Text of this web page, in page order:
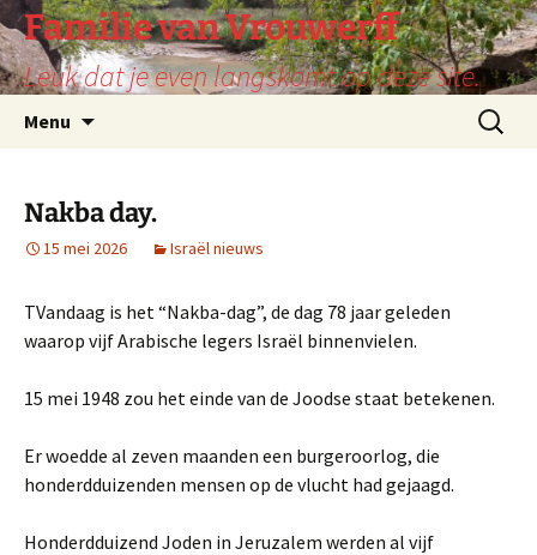
Ga
naar
de
inhoud
Familie van Vrouwerff
Leuk dat je even langskomt op deze site.
Menu
Zoeken
naar:
Nakba day.
15 mei 2026 Israël nieuws
TVandaag is het “Nakba-dag”, de dag 78 jaar geleden
waarop vijf Arabische legers Israël binnenvielen.
15 mei 1948 zou het einde van de Joodse staat betekenen.
Er woedde al zeven maanden een burgeroorlog, die
honderdduizenden mensen op de vlucht had gejaagd.
Honderdduizend Joden in Jeruzalem werden al vijf